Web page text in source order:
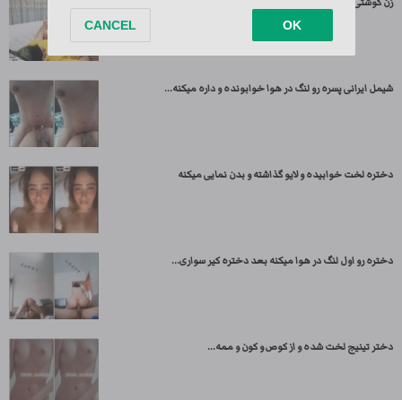
شیمل ایرانی پسره رو لنگ در هوا خوابونده و داره میکنه...
دختره لخت خوابیده و لایو گذاشته و بدن نمایی میکنه
دختره رو اول لنگ در هوا میکنه بعد دختره کیر سواری...
دختر تینیج لخت شده و از کوص و کون و ممه...